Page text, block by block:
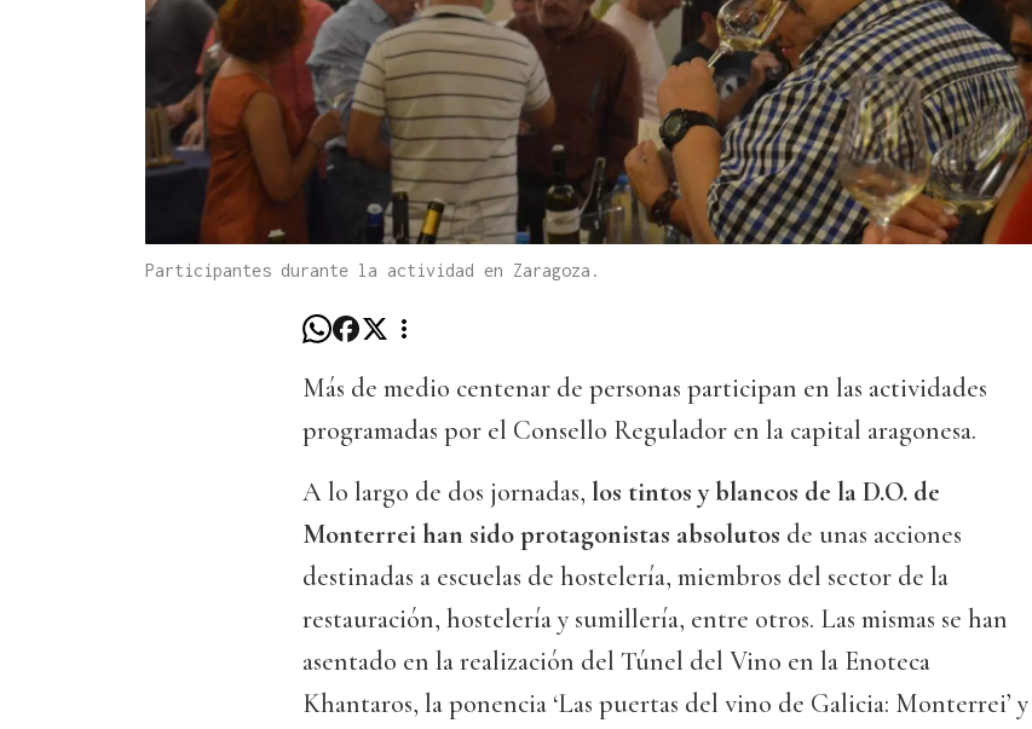
Participantes durante la actividad en Zaragoza.
Más de medio centenar de personas participan en las actividades
programadas por el Consello Regulador en la capital aragonesa.
A lo largo de dos jornadas, los tintos y blancos de la D.O. de
Monterrei han sido protagonistas absolutos de unas acciones
destinadas a escuelas de hostelería, miembros del sector de la
restauración, hostelería y sumillería, entre otros. Las mismas se han
asentado en la realización del Túnel del Vino en la Enoteca
Khantaros, la ponencia ‘Las puertas del vino de Galicia: Monterrei’ y